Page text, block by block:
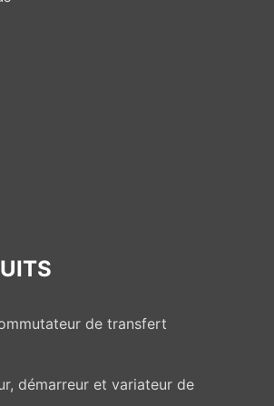
de transfert
démarreur et variateur de